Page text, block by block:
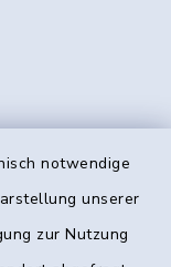
notwendige
unserer
zur Nutzung